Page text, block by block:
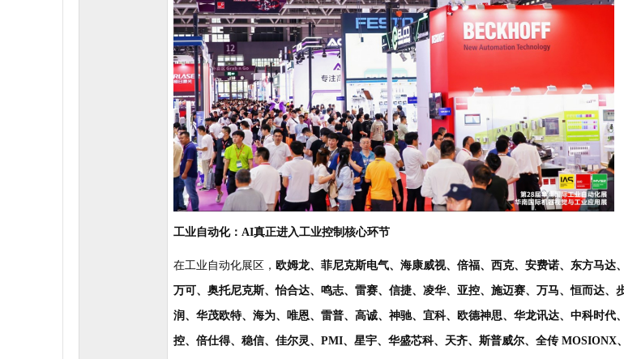
工业自动化： AI真正进入工业控制核心环节
在工业自动化展区， 欧姆龙、菲尼克斯电气、海康威视、倍福、西克、安费诺、东方马达
万可、奥托尼克斯、怡合达、鸣志、雷赛、信捷、凌华、亚控、施迈赛、万马、恒而达、
润、华茂欧特、海为、唯恩、雷普、高诚、神驰、宜科、欧德神思、华龙讯达、中科时代
控、倍仕得、稳信、佳尔灵、 PMI、星宇、华盛芯科、天齐、斯普威尔、全传 MOSIONX